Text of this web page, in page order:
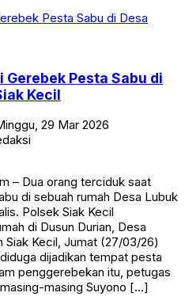
Gerebek Pesta Sabu di
Kecil
29 Mar 2026
– Dua orang terciduk saat
di sebuah rumah Desa Lubuk
Polsek Siak Kecil
di Dusun Durian, Desa
Siak Kecil, Jumat (27/03/26)
dijadikan tempat pesta
penggerebekan itu, petugas
masing Suyono […]